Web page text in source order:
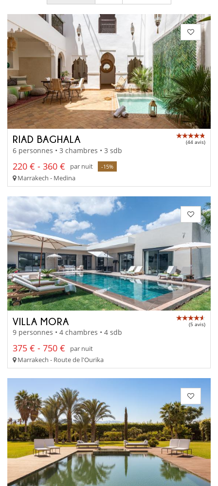
RIAD BAGHALA (44 avis)
6 personnes • 3 chambres • 3 sdb
220 € - 360 € par nuit -15%
Marrakech - Medina
VILLA MORA (5 avis)
9 personnes • 4 chambres • 4 sdb
375 € - 750 €
par nuit
Marrakech - Route de l'Ourika